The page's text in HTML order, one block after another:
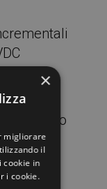
opto-
di zero
opto-
×
migliorare
il
cookie in
i cookie.